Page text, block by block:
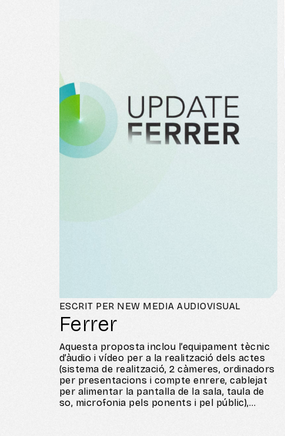
ESCRIT PER NEW MEDIA AUDIOVISUAL
Ferrer
Aquesta proposta inclou l’equipament tècnic
d’àudio i vídeo per a la realització dels actes
(sistema de realització, 2 càmeres, ordinadors
per presentacions i compte enrere, cablejat
per alimentar la pantalla de la sala, taula de
so, microfonia pels ponents i pel públic),